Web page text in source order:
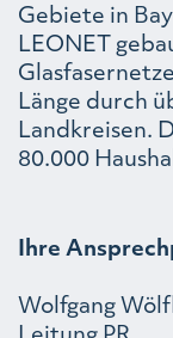
Gebiete in
LEONET
Länge durch
Landkreisen.
80.000
Ihre
Wolfgang